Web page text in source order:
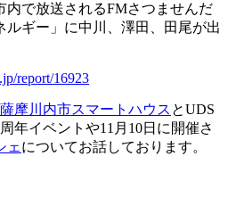
内で放送されるFMさつませんだ
ルギー」に中川、澤田、田尾が出
report/16923
薩摩川内市スマートハウス とUDS
年イベントや11月10日に開催さ
ェについてお話しております。